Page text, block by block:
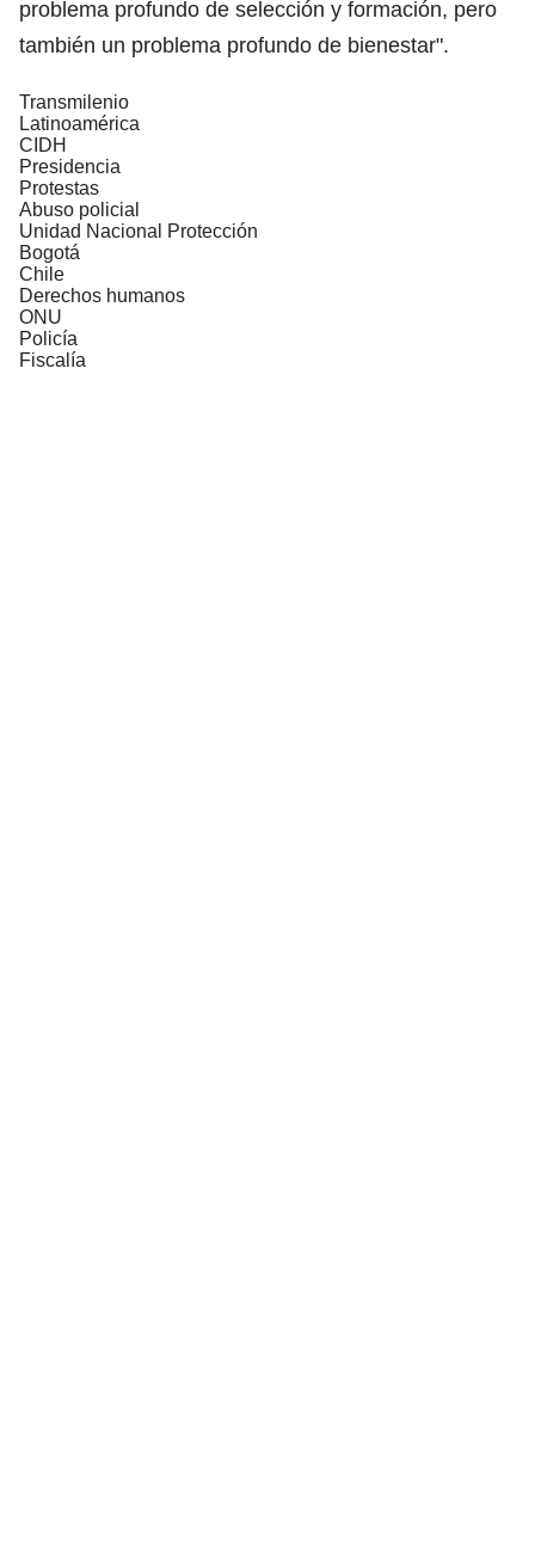
problema profundo de selección y formación, pero
también un problema profundo de bienestar".
Transmilenio
Latinoamérica
CIDH
Presidencia
Protestas
Abuso policial
Unidad Nacional Protección
Bogotá
Chile
Derechos humanos
ONU
Policía
Fiscalía